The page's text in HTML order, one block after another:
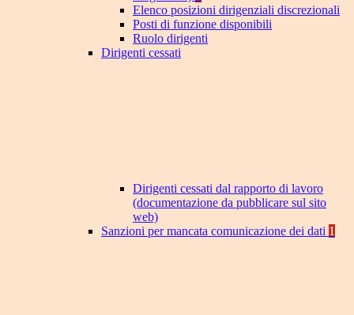
Elenco posizioni dirigenziali discrezionali
Posti di funzione disponibili
Ruolo dirigenti
Dirigenti cessati
Dirigenti cessati dal rapporto di lavoro
(documentazione da pubblicare sul sito
web)
Sanzioni per mancata comunicazione dei dati 1